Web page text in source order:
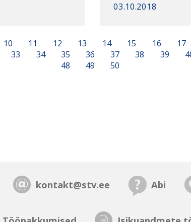
03.10.2018
10 11 12 13 14 15 16 17
33 34 35 36 37 38 39
48
49 50
kontakt@stv.ee Abi